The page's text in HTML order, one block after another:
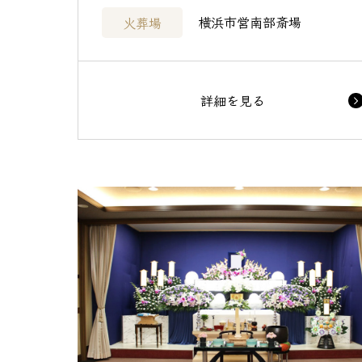
火葬場 横浜市営南部斎場
詳細を見る